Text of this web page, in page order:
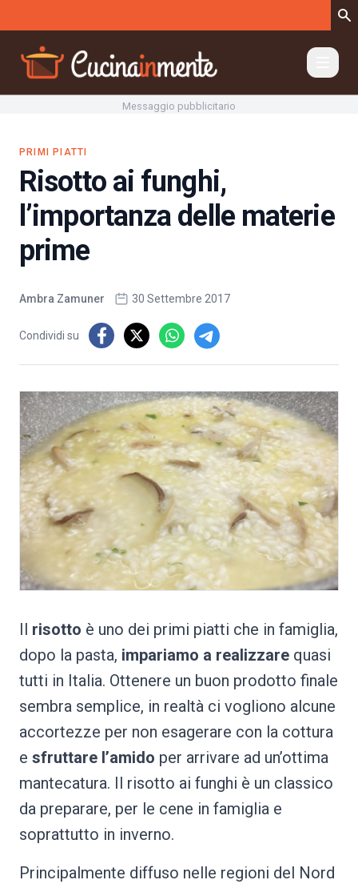
Messaggio pubblicitario
PRIMI PIATTI
Risotto ai funghi,
l’importanza delle materie
prime
Ambra Zamuner 30 Settembre 2017
Condividi su
Il risotto è uno dei primi piatti che in famiglia,
dopo la pasta, impariamo a realizzare quasi
tutti in Italia. Ottenere un buon prodotto finale
sembra semplice, in realtà ci vogliono alcune
accortezze per non esagerare con la cottura
e sfruttare l’amido per arrivare ad un’ottima
mantecatura. Il risotto ai funghi è un classico
da preparare, per le cene in famiglia e
soprattutto in inverno.
Principalmente diffuso nelle regioni del Nord